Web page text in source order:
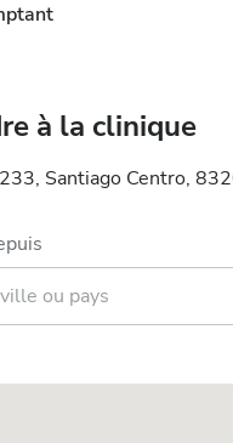
à la clinique
Santiago Centro,